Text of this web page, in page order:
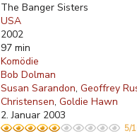
The Banger Sisters
USA
2002
97 min
Komödie
Bob Dolman
Susan Sarandon Geoffrey
Christensen Goldie Hawn
2. Januar 2003
5/